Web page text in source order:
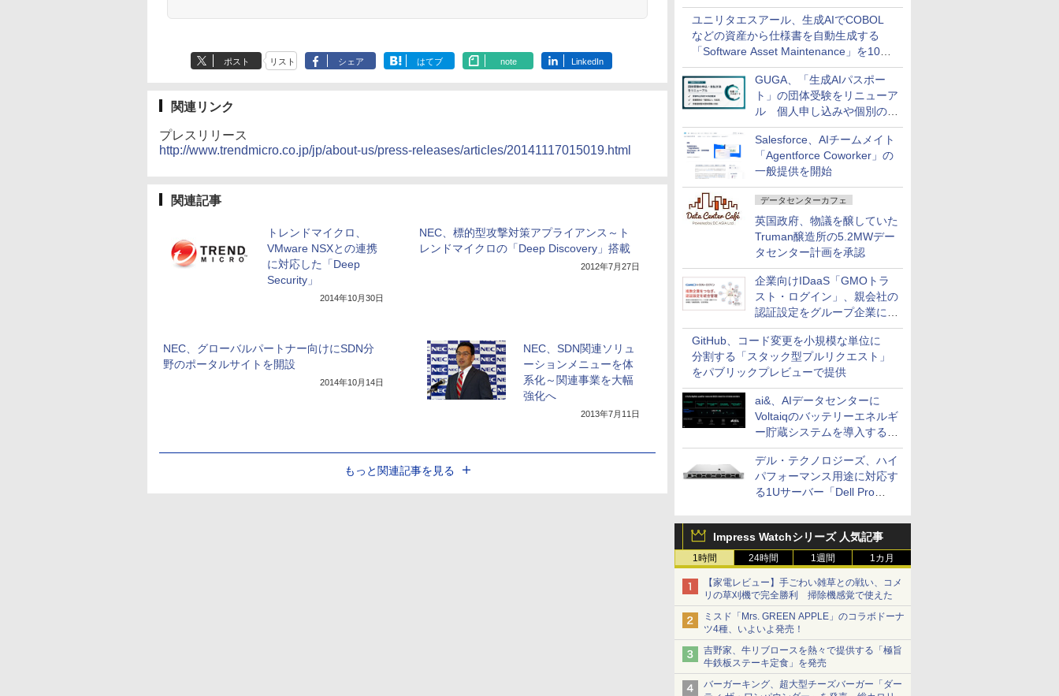
ファイナンス戦略
ユニリタエスアール、生成AIでCOBOL
などの資産から仕様書を自動生成する
「Software Asset Maintenance」を10月
に発売
GUGA、「生成AIパスポー
ト」の団体受験をリニューア
ル 個人申し込みや個別の支
払いなどに対応
Salesforce、AIチームメイト
「Agentforce Coworker」の
一般提供を開始
データセンターカフェ
英国政府、物議を醸していた
Truman醸造所の5.2MWデー
タセンター計画を承認
企業向けIDaaS「GMOトラ
スト・ログイン」、親会社の
認証設定をグループ企業に展
開できる新機能を提供
GitHub、コード変更を小規模な単位に
分割する「スタック型プルリクエスト」
をパブリックプレビューで提供
ai&、AIデータセンターに
Voltaiqのバッテリーエネルギ
ー貯蔵システムを導入する計
画を発表
デル・テクノロジーズ、ハイ
パフォーマンス用途に対応す
る1Uサーバー「Dell Pro
売
Impress Watchシリーズ 人気記事
1時間 24時間 1週間 1カ月
【家電レビュー】手ごわい雑草との戦い、コメ
リの草刈機で完全勝利 掃除機感覚で使えた
ミスド「Mrs. GREEN APPLE」のコラボドーナ
ツ4種、いよいよ発売！
吉野家、牛リブロースを熱々で提供する「極旨
牛鉄板ステーキ定食」を発売
バーガーキング、超大型チーズバーガー「ダー
ポスト リスト シェア はてブ note LinkedIn
関連リンク
プレスリリース
http://www.trendmicro.co.jp/jp/about-us/press-releases/articles/20141117015019.html
関連記事
トレンドマイクロ、
VMware NSXとの連携
に対応した「Deep
Security」
2014年10月30日
NEC、標的型攻撃対策アプライアンス～ト
レンドマイクロの「Deep Discovery」搭載
2012年7月27日
NEC、グローバルパートナー向けにSDN分
野のポータルサイトを開設
2014年10月14日
NEC、SDN関連ソリュ
ーションメニューを体
系化～関連事業を大幅
強化へ
2013年7月11日
もっと関連記事を見る